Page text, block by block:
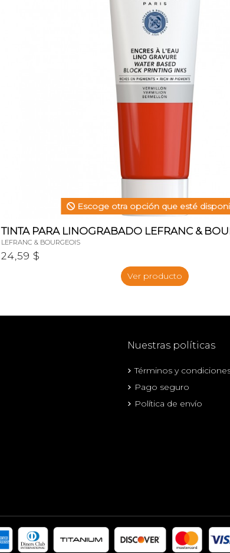
Escoge otra opción que esté
TINTA PARA LINOGRABADO LEFRANC &
LEFRANC & BOURGEOIS
24,59 $
Ver producto
Nuestras políticas
Términos y
Pago seguro
Política de envío